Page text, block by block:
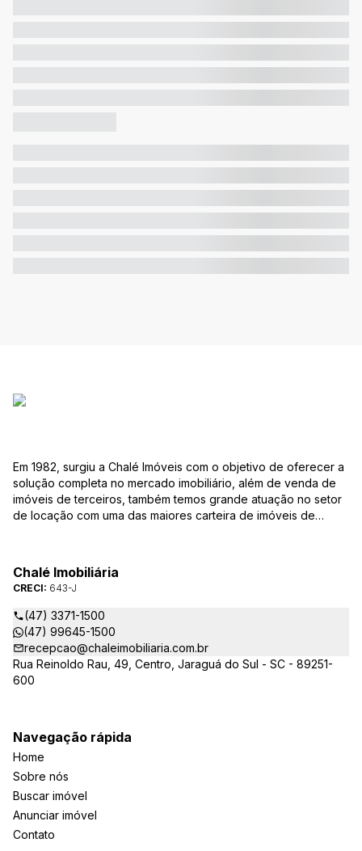
Em 1982, surgiu a Chalé Imóveis com o objetivo de oferecer a
solução completa no mercado imobiliário, além de venda de
imóveis de terceiros, também temos grande atuação no setor
de locação com uma das maiores carteira de imóveis de
Arte Imóveis. E também reavaliamos a nossa Missão, Visão e
Valores.
Chalé Imobiliária
CRECI: 643-J
(47) 3371-1500
(47) 99645-1500
recepcao@chaleimobiliaria.com.br
Rua Reinoldo Rau, 49, Centro, Jaraguá do Sul - SC - 89251-
600
Navegação rápida
Home
Sobre nós
Buscar imóvel
Anunciar imóvel
Contato